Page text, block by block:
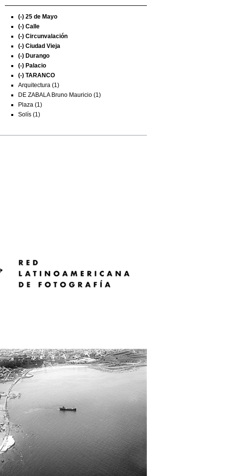
(-) 25 de Mayo
(-) Calle
(-) Circunvalación
(-) Ciudad Vieja
(-) Durango
(-) Palacio
(-) TARANCO
Arquitectura (1)
DE ZABALA Bruno Mauricio (1)
Plaza (1)
Solís (1)